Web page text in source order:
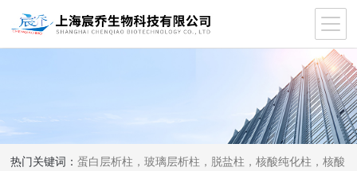
热门关键词：蛋白层析柱，玻璃层析柱，脱盐柱，核酸纯化柱，核酸